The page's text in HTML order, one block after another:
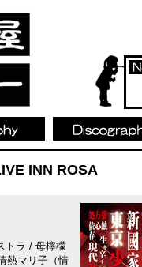
INN ROSA
トラ / 母檸檬
熱マリ子（情